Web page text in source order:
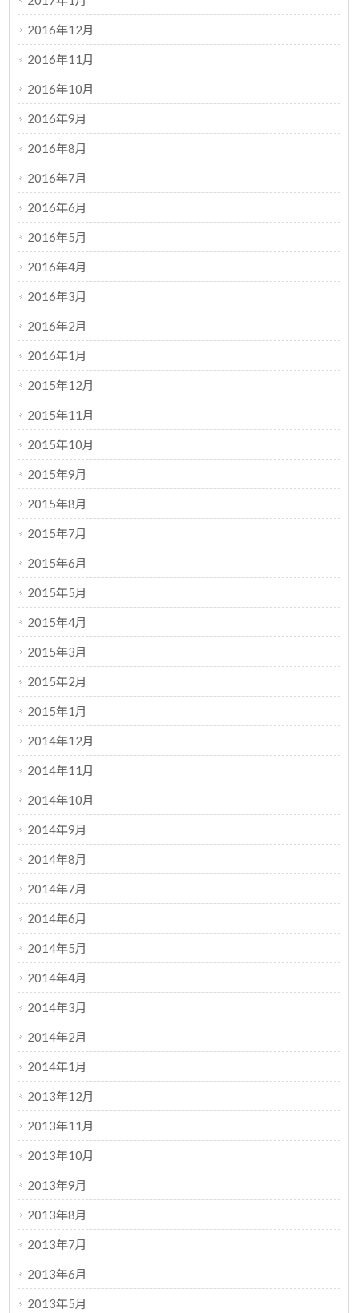
2016年12月
2016年11月
2016年10月
2016年9月
2016年8月
2016年7月
2016年6月
2016年5月
2016年4月
2016年3月
2016年2月
2016年1月
2015年12月
2015年11月
2015年10月
2015年9月
2015年8月
2015年7月
2015年6月
2015年5月
2015年4月
2015年3月
2015年2月
2015年1月
2014年12月
2014年11月
2014年10月
2014年9月
2014年8月
2014年7月
2014年6月
2014年5月
2014年4月
2014年3月
2014年2月
2014年1月
2013年12月
2013年11月
2013年10月
2013年9月
2013年8月
2013年7月
2013年6月
2013年5月